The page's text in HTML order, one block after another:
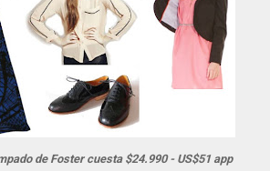
de Foster cuesta $24.990 - US$51 app